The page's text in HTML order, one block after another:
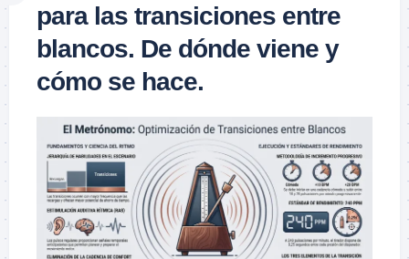
para las transiciones entre
blancos. De dónde viene y
cómo se hace.